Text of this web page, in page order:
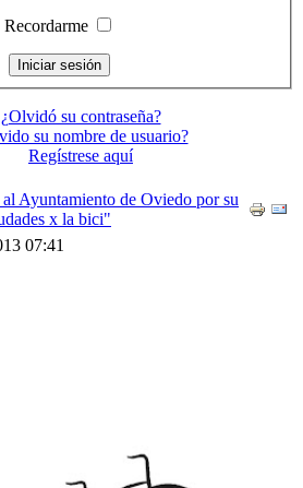
Recordarme
¿Olvidó su contraseña?
su nombre de usuario?
Regístrese aquí
Ayuntamiento de Oviedo por su
x la bici"
07:41